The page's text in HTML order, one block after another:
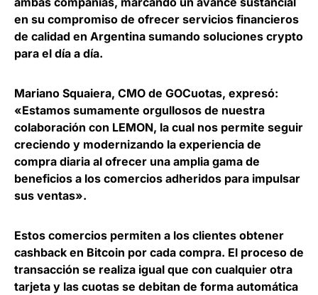
en su compromiso de ofrecer servicios financieros
de calidad en Argentina sumando soluciones crypto
para el día a día.
Mariano Squaiera, CMO de GOCuotas, expresó:
«Estamos sumamente orgullosos de nuestra
colaboración con LEMON, la cual nos permite seguir
creciendo y modernizando la experiencia de
compra diaria al ofrecer una amplia gama de
beneficios a los comercios adheridos para impulsar
sus ventas».
Estos comercios permiten a los clientes obtener
cashback en Bitcoin por cada compra. El proceso de
transacción se realiza igual que con cualquier otra
tarjeta y las cuotas se debitan de forma automática